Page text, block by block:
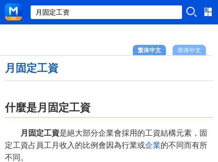
简体中文
繁体中文
月固定工資
什麼是月固定工資
月固定工資是絕大部分企業會採用的工資結構元素，固
定工資占員工月收入的比例會因為行業或企業的不同而有所
不同。